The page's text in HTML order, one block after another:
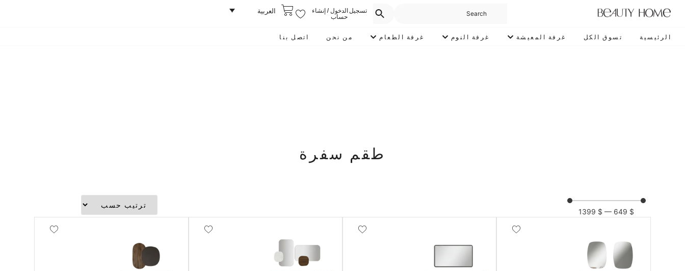
تسجيل الدخول / إنشاء
حساب
العربية
الرئيسية تسوق الكل غرفة المعيشة غرفة النوم غرفة الطعام من نحن اتصل بنا
طقم سفرة
$
649
—
$
1399